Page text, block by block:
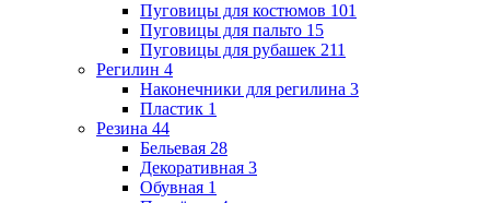
Пуговицы для костюмов 101
Пуговицы для пальто 15
Пуговицы для рубашек 211
Регилин 4
Наконечники для регилина 3
Пластик 1
Резина 44
Бельевая 28
Декоративная 3
Обувная 1